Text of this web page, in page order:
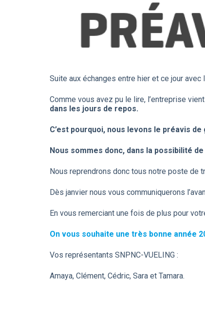
Suite aux échanges entre hier et ce jour
Comme vous avez pu le lire, l’entreprise
dans les jours de repos.
C’est pourquoi, nous levons le préavis
Nous sommes donc, dans la possibilité
Nous reprendrons donc tous notre poste de
Dès janvier nous vous communiquerons
En vous remerciant une fois de plus pour
On vous souhaite une très bonne année
Vos représentants SNPNC-VUELING :
Amaya, Clément, Cédric, Sara et Tamara.